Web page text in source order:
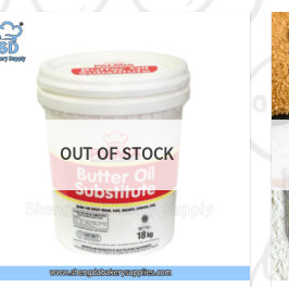
OUT OF STOCK